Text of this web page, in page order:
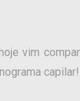
vim
capilar!